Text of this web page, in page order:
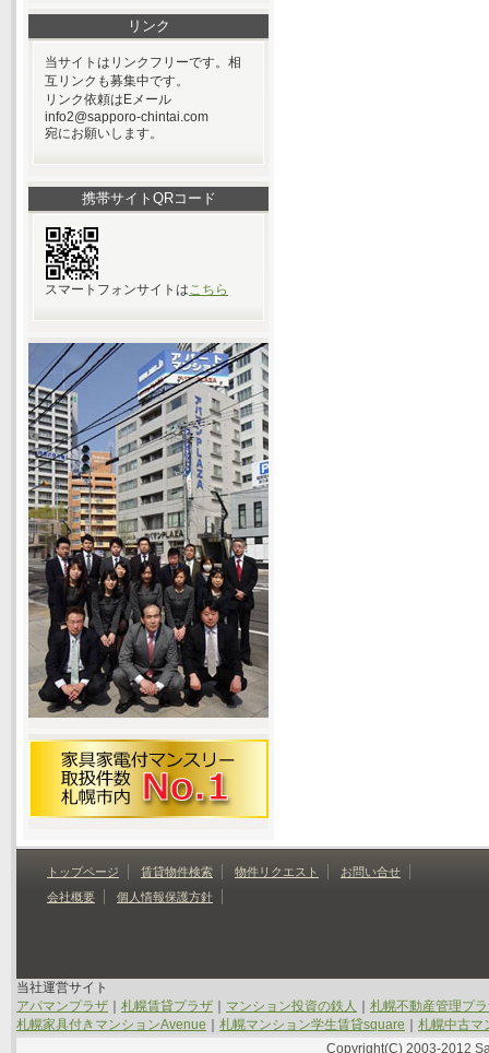
リンク
当サイトはリンクフリーです。相
互リンクも募集中です。
リンク依頼はEメール
info2@sapporo-chintai.com
宛にお願いします。
携帯サイトQRコード
スマートフォンサイトはこちら
トップページ 賃貸物件検索 物件リクエスト
お問い合せ
会社概要
個人情報保護方針
当社運営サイト
アパマンプラザ
札幌賃貸プラザ マンション投資の鉄人
札幌不動産管理プ
札幌家具付きマンションAvenue
札幌マンション学生賃貸square
札幌中古マ
Copyright(C) 2003-2012